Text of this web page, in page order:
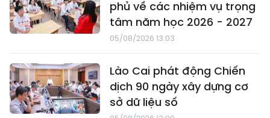
phủ về các nhiệm vụ trọng
tâm năm học 2026 - 2027
05/08/2026 13:03
Lào Cai phát động Chiến
dịch 90 ngày xây dựng cơ
sở dữ liệu số